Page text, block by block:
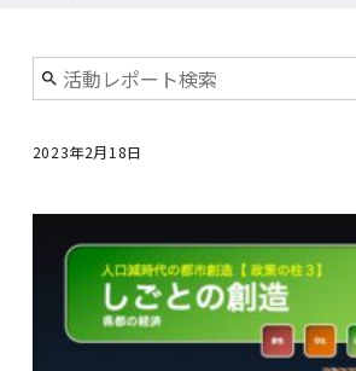
2023年2月18日